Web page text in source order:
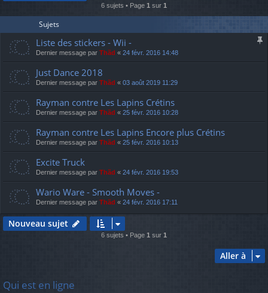
6 sujets • Page 1 sur 1
Sujets
Liste des stickers - Wii -
Dernier message par Thãd « 24 févr. 2016 14:48
Just Dance 2018
Dernier message par Thãd « 03 août 2019 11:29
Rayman contre Les Lapins Crétins
Dernier message par Thãd « 25 févr. 2016 10:28
Rayman contre Les Lapins Encore plus Crétins
Dernier message par Thãd « 25 févr. 2016 10:13
Excite Truck
Dernier message par Thãd « 24 févr. 2016 19:53
Wario Ware - Smooth Moves -
Dernier message par Thãd « 24 févr. 2016 17:11
Nouveau sujet
6 sujets • Page 1 sur 1
Aller à
Qui est en ligne